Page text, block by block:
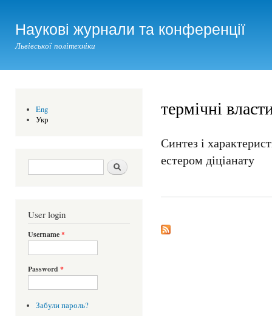
Наукові журнали та конференції
Львівської політехніки
Eng
Укр
Search form Шукати
User login
Username*
Password *
Забули пароль?
термічні
Синтез і
естером діціанату